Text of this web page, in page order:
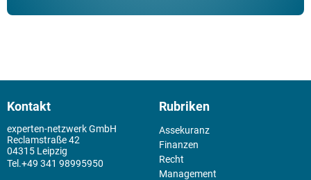
Kontakt
experten-netzwerk GmbH
Reclamstraße 42
04315 Leipzig
+49 341 98995950
Rubriken
Assekuranz
Finanzen
Recht
Management